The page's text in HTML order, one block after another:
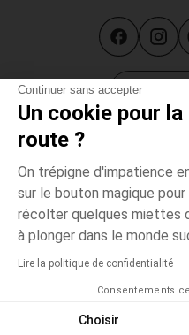
Continuer sans accepter
Un cookie pour la
route ?
On trépigne d'impatience
sur le bouton magique
récolter quelques miettes
à plonger dans le monde
Lire la politique de confidentialité
Consentements
Choisir
Carte
CGVCGUMentions légales
Orchestra adhère au code
commerce et de la vente à
de